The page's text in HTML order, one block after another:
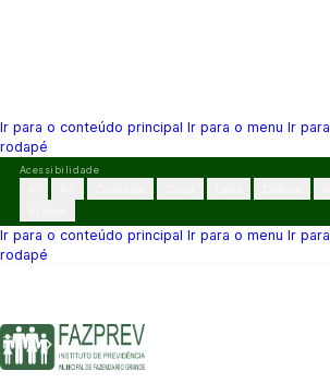
Ir para o conteúdo principal Ir para o menu Ir
rodapé
Pular
conteúdo
Acessibilidade
Ir para o conteúdo principal Ir para o menu Ir
rodapé